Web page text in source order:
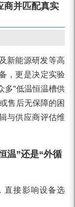
商并匹配真实
新能源研发等高
，更是决定实验
多“低温恒温槽供
售后无保障的困
与供应商评估维
温”还是“外循
直接影响设备选